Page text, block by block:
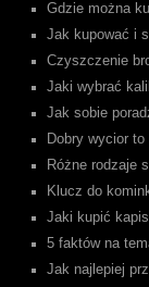
Gdzie można
Jak kupować i
Czyszczenie
Jaki wybrać
Jak sobie
Dobry wycior to
Różne rodzaje
Klucz do
Jaki kupić
5 faktów na
Jak najlepiej